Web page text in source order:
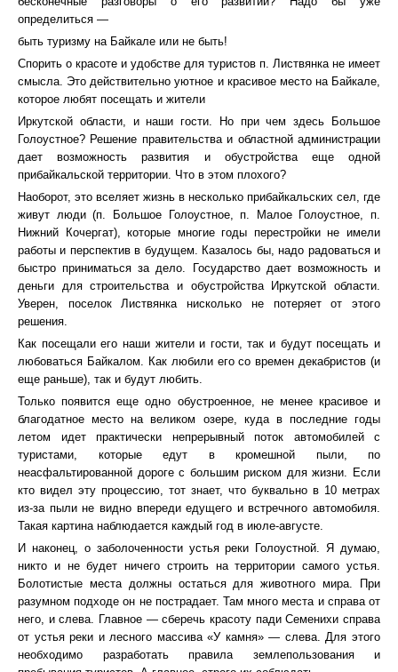
определиться —
быть туризму на Байкале или не быть!
Спорить о красоте и удобстве для туристов п. Листвянка не имеет
смысла. Это действительно уютное и красивое место на Байкале,
которое любят посещать и жители
Иркутской области, и наши гости. Но при чем здесь Большое
Голоустное? Решение правительства и областной администрации
дает возможность развития и обустройства еще одной
прибайкальской территории. Что в этом плохого?
Наоборот, это вселяет жизнь в несколько прибайкальских сел, где
живут люди (п. Большое Голоустное, п. Малое Голоустное, п.
Нижний Кочергат), которые многие годы перестройки не имели
работы и перспектив в будущем. Казалось бы, надо радоваться и
быстро приниматься за дело. Государство дает возможность и
деньги для строительства и обустройства Иркутской области.
Уверен, поселок Листвянка нисколько не потеряет от этого
решения.
Как посещали его наши жители и гости, так и будут посещать и
любоваться Байкалом. Как любили его со времен декабристов (и
еще раньше), так и будут любить.
Только появится еще одно обустроенное, не менее красивое и
благодатное место на великом озере, куда в последние годы
летом идет практически непрерывный поток автомобилей с
туристами, которые едут в кромешной пыли, по
неасфальтированной дороге с большим риском для жизни. Если
кто видел эту процессию, тот знает, что буквально в 10 метрах
из-за пыли не видно впереди едущего и встречного автомобиля.
Такая картина наблюдается каждый год в июле-августе.
И наконец, о заболоченности устья реки Голоустной. Я думаю,
никто и не будет ничего строить на территории самого устья.
Болотистые места должны остаться для животного мира. При
разумном подходе он не пострадает. Там много места и справа от
него, и слева. Главное — сберечь красоту пади Семенихи справа
от устья реки и лесного массива «У камня» — слева. Для этого
необходимо разработать правила землепользования и